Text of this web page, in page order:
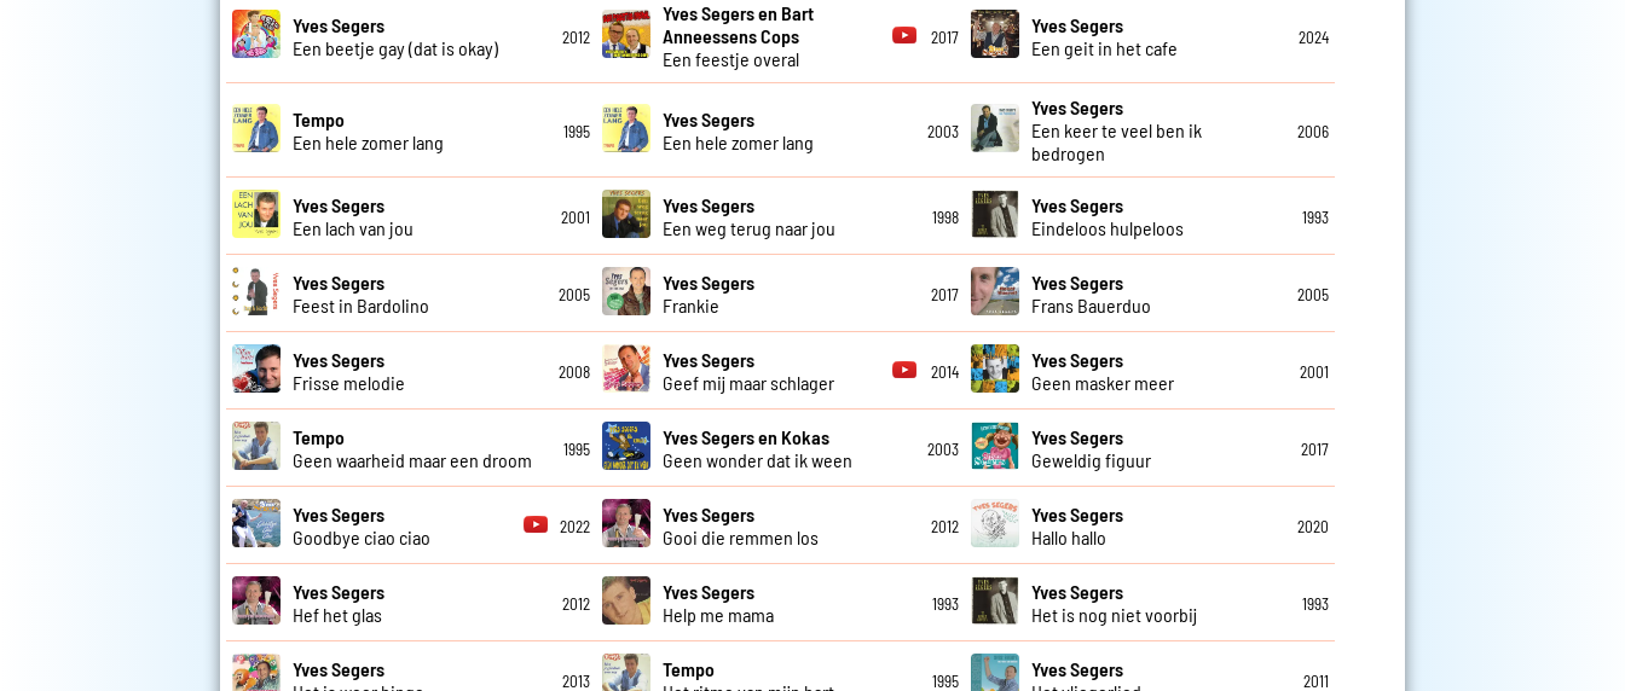
Yves Segers
Een beetje gay (dat is okay)
2012
Yves Segers en Bart
Anneessens Cops
Een feestje overal
2017
Yves Segers
Een geit in het cafe
2024
Tempo
Een hele zomer lang
1995
Yves Segers
Een hele zomer lang
2003
Yves Segers
Een keer te veel ben ik
bedrogen
2006
Yves Segers
Een lach van jou
2001
Yves Segers
Een weg terug naar jou
1998
Yves Segers
Eindeloos hulpeloos
1993
Yves Segers
Feest in Bardolino
2005
Yves Segers
Frankie
2017
Yves Segers
Frans Bauerduo
2005
Yves Segers
Frisse melodie
2008
Yves Segers
Geef mij maar schlager
2014
Yves Segers
Geen masker meer
2001
Tempo
Geen waarheid maar een droom
1995
Yves Segers en Kokas
Geen wonder dat ik ween
2003
Yves Segers
Geweldig figuur
2017
Yves Segers
Goodbye ciao ciao
2022
Yves Segers
Gooi die remmen los
2012
Yves Segers
Hallo hallo
2020
Yves Segers
Hef het glas
2012
Yves Segers
Help me mama
1993
Yves Segers
Het is nog niet voorbij
1993
Yves Segers
2013
Tempo
1995
Yves Segers
2011